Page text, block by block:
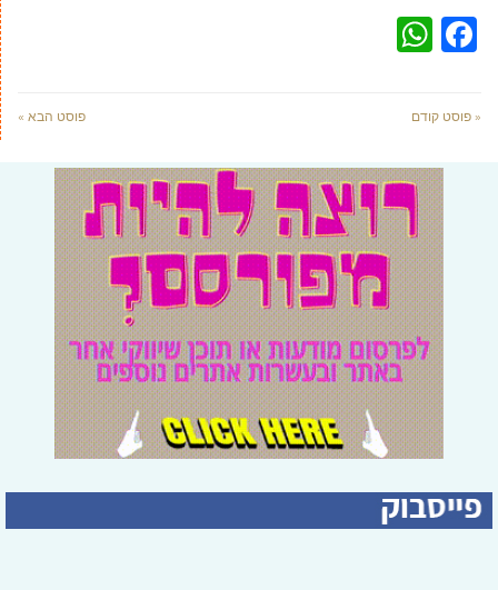
Facebook
« פוסט קודם פוסט הבא »